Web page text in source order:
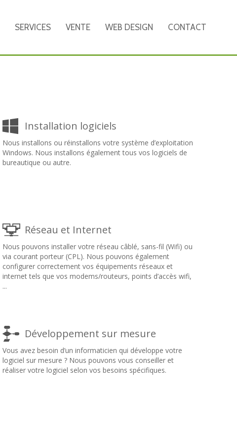
SERVICES VENTE WEB DESIGN CONTACT
Installation logiciels
Nous installons ou réinstallons votre système d’exploitation
Windows. Nous installons également tous vos logiciels de
bureautique ou autre.
Réseau et Internet
Nous pouvons installer votre réseau câblé, sans-fil (Wifi) ou
via courant porteur (CPL). Nous pouvons également
configurer correctement vos équipements réseaux et
internet tels que vos modems/routeurs, points d’accès wifi,
...
Développement sur mesure
Vous avez besoin d’un informaticien qui développe votre
logiciel sur mesure ? Nous pouvons vous conseiller et
réaliser votre logiciel selon vos besoins spécifiques.